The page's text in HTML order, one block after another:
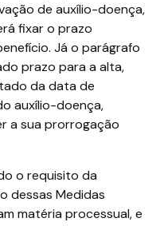
de auxílio-doença,
fixar o prazo
Já o parágrafo
prazo para a alta,
da data de
auxílio-doença,
a sua prorrogação
o requisito da
dessas Medidas
matéria processual, e